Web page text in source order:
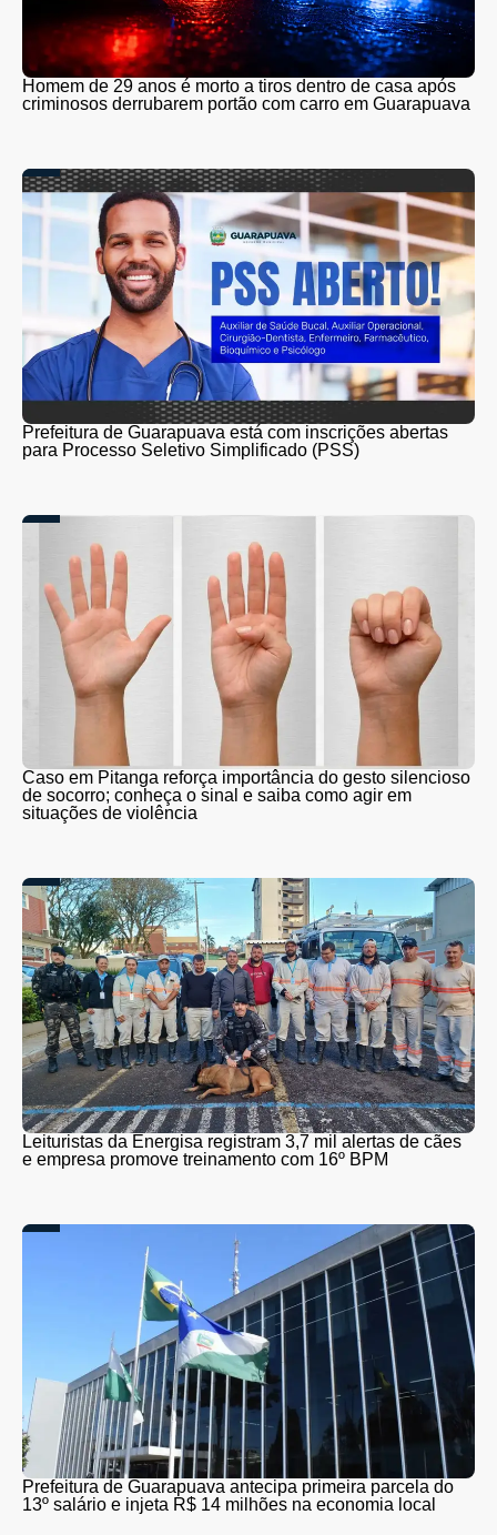
Homem de 29 anos é morto a tiros dentro de casa após
criminosos derrubarem portão com carro em Guarapuava
Prefeitura de Guarapuava está com inscrições abertas
para Processo Seletivo Simplificado (PSS)
Caso em Pitanga reforça importância do gesto silencioso
de socorro; conheça o sinal e saiba como agir em
situações de violência
Leituristas da Energisa registram 3,7 mil alertas de cães
e empresa promove treinamento com 16º BPM
Prefeitura de Guarapuava antecipa primeira parcela do
13º salário e injeta R$ 14 milhões na economia local